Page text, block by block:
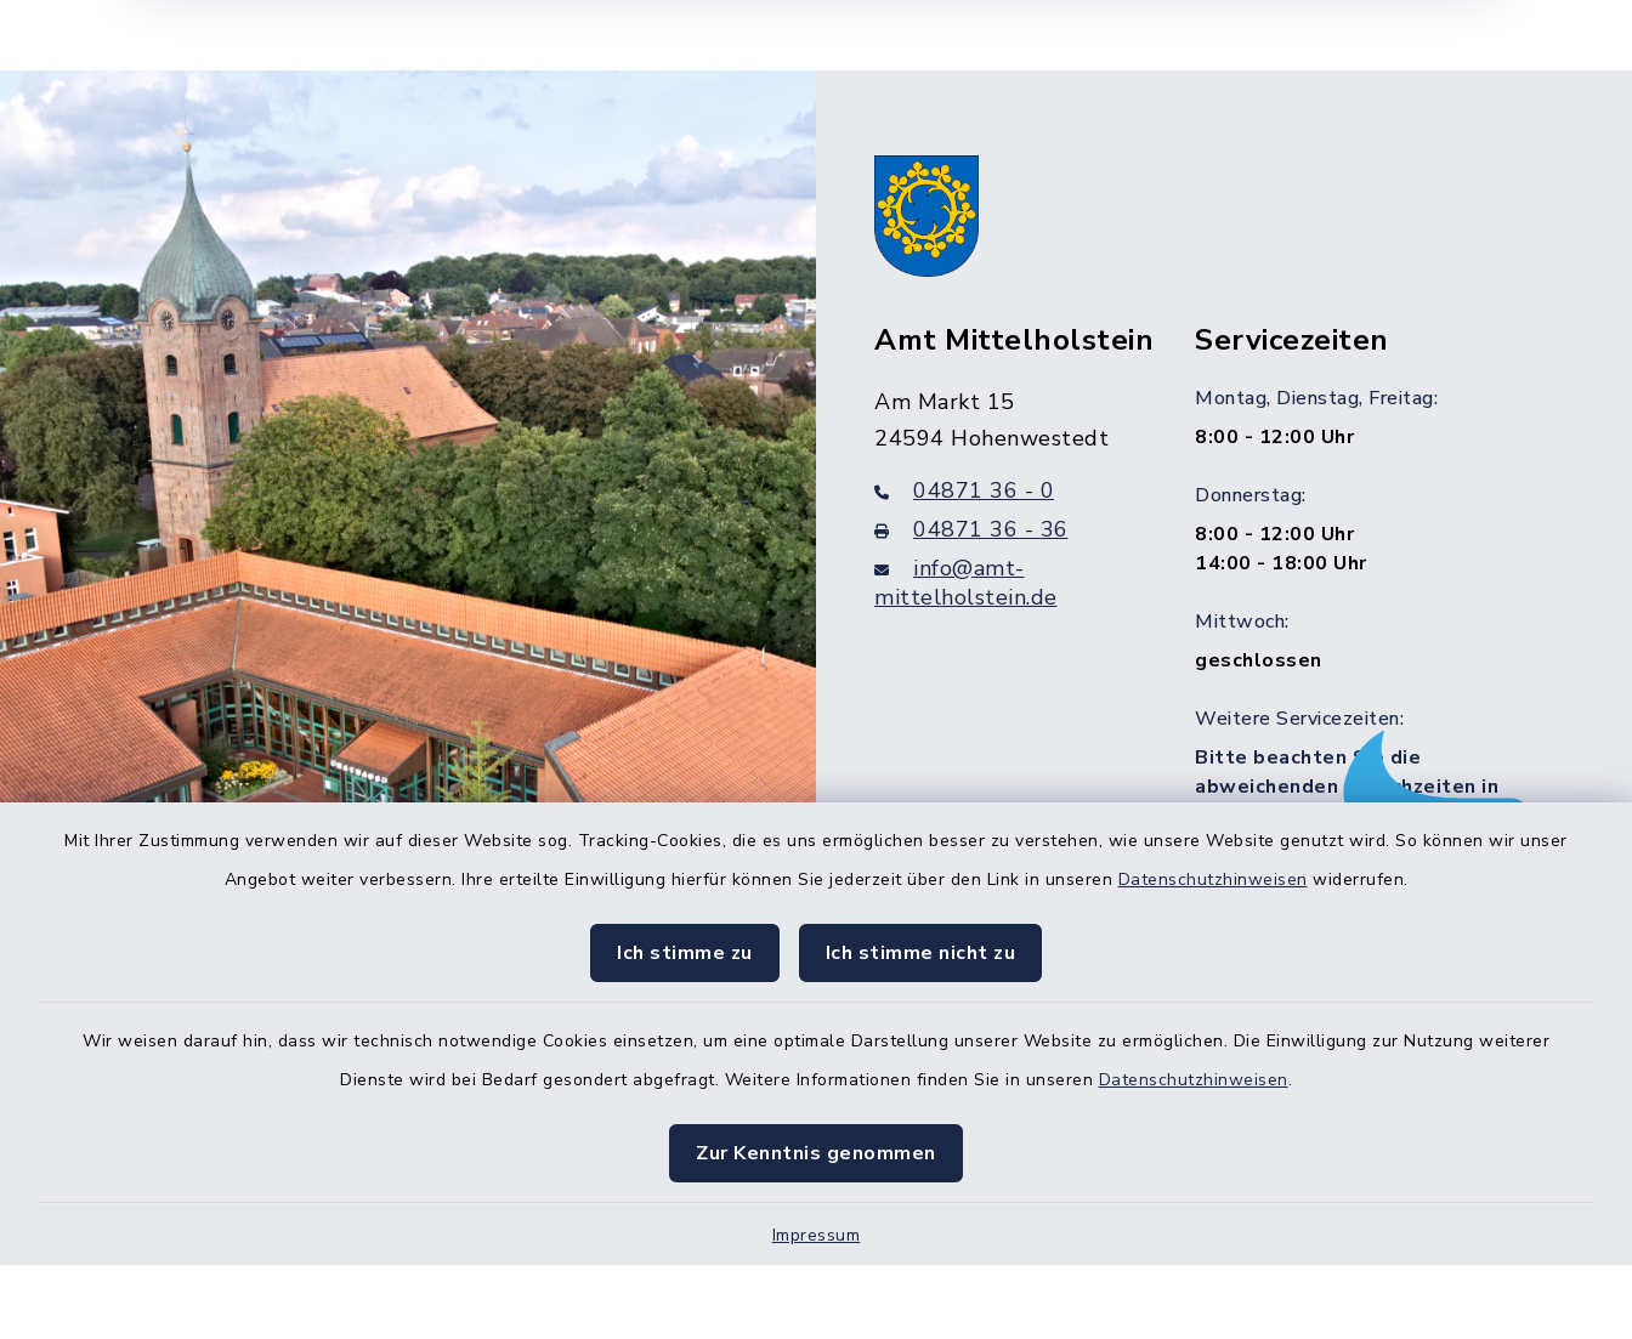
Mit Ihrer Zustimmung verwenden wir auf dieser Website sog. Tracking-Cookies, die es uns ermöglichen besser zu verstehen, wie unsere Website genutzt wird. So können wir unser
Angebot weiter verbessern. Ihre erteilte Einwilligung hierfür können Sie jederzeit über den Link in unseren Datenschutzhinweisen widerrufen.
Ich stimme zu Ich stimme nicht zu
Wir weisen darauf hin, dass wir technisch notwendige Cookies einsetzen, um eine optimale Darstellung unserer Website zu ermöglichen. Die Einwilligung zur Nutzung weiterer
Dienste wird bei Bedarf gesondert abgefragt. Weitere Informationen finden Sie in unseren Datenschutzhinweisen.
Zur Kenntnis genommen
Impressum
Amt Mittelholstein
Am Markt 15
24594 Hohenwestedt
04871 36 - 0
04871 36 - 36
info@amt-
mittelholstein.de
Servicezeiten
Montag, Dienstag, Freitag:
8:00 - 12:00 Uhr
Donnerstag:
8:00 - 12:00 Uhr
14:00 - 18:00 Uhr
Mittwoch:
geschlossen
Weitere Servicezeiten:
Bitte beachten Sie die
abweichenden Sprechzeiten in
Quicklinks
Bürgerbüro Hohenwestedt
Bürgerbüro Aukrug
Bürgerbüro Hanerau-
Hademarschen
KFZ-Zulassungsbehörde